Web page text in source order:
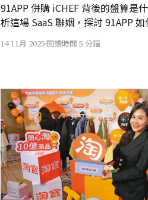
91APP 併購 iCHEF 背後的盤算是
析這場 SaaS 聯姻，探討 91APP
TAM（市場規模）與整合餐飲數據
板，並可能正在為未來的「策略性
14 11月 2025閱讀時間 5 分鐘